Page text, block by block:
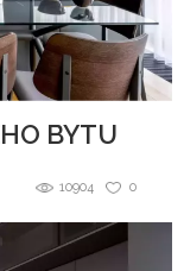
BYTU
0
10904